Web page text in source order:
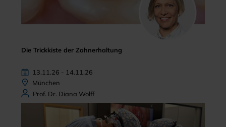
Die Trickkiste der Zahnerhaltung
13.11.26 - 14.11.26
München
Prof. Dr. Diana Wolff